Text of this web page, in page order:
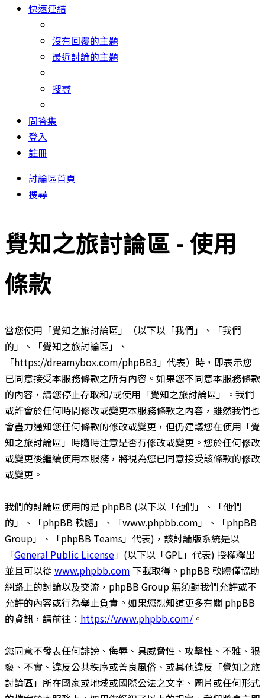
快速連結
沒有回覆的主題
最近討論的主題
搜尋
問答集
登入
註冊
討論區首頁
搜尋
覺知之旅討論區 - 使用
條款
當您使用「覺知之旅討論區」（以下以「我們」、「我們
的」、「覺知之旅討論區」、
「https://dreamybox.com/phpBB3」代表）時，即表示您
已同意接受本服務條款之所有內容。如果您不同意本服務條款
的內容，請您停止存取和/或使用「覺知之旅討論區」。我們
或許會於任何時間修改或變更本服務條款之內容，雖然我們也
會盡力通知您任何條款的修改或變更，但仍建議您在使用「覺
知之旅討論區」時隨時注意是否有修改或變更。您於任何修改
或變更後繼續使用本服務，將視為您已同意接受該條款的修改
或變更。
我們的討論區使用的是 phpBB (以下以「他們」、「他們
的」、「phpBB 軟體」、「www.phpbb.com」、「phpBB
Group」、「phpBB Teams」代表)，該討論版系統是以
「General Public License」(以下以「GPL」代表) 授權釋出
並且可以從www.phpbb.com 下載取得。phpBB 軟體僅協助
網路上的討論以及交流，phpBB Group 無須對我們允許或不
允許的內容或行為舉止負責。如果您想知道更多有關 phpBB
的資訊，請前往： https://www.phpbb.com/ 。
您同意不發表任何誹謗、侮辱、具威脅性、攻擊性、不雅、猥
褻、不實、違反公共秩序或善良風俗、或其他違反「覺知之旅
討論區」所在國家或地域或國際公法之文字、圖片或任何形式